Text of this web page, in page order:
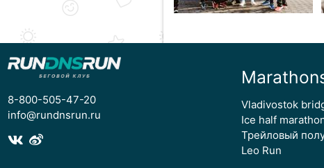
8-800-505-47-20
info@rundnsrun.ru
Vladivostok
Ice half
Трейловый
Leo Run